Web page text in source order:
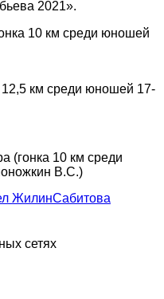
самообороны
2021».
10 км среди юношей
км среди юношей 17-
(гонка 10 км среди
В.С.)
ЖилинСабитова
сетях